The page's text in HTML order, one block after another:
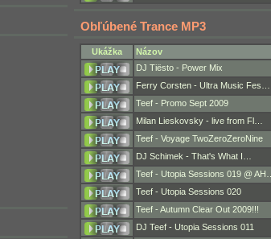
Obľúbené Trance MP3
Ukážka
Názov
DJ Tiësto - Power Mix
Ferry Corsten - Ultra Music Fes…
Teef - Promo Sept 2009
Milan Lieskovsky - live from Fl…
Teef - Voyage TwoZeroZeroNine
DJ Schimek - That's What I…
Teef - Utopia Sessions 019 @ AH…
Teef - Utopia Sessions 020
Teef - Autumn Clear Out 2009!!!
DJ Teef - Utopia Sessions 011